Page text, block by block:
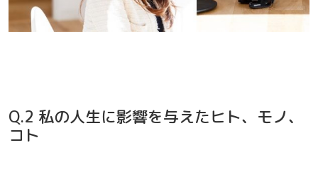
Q.2 私の人生に影響を与えたヒト、モノ、
コト